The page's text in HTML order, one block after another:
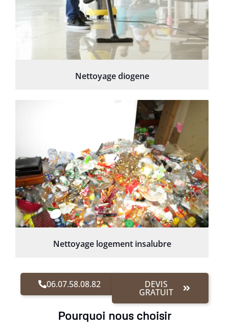
Nettoyage diogene
Nettoyage logement insalubre
06.07.58.08.82 DEVIS
GRATUIT
Pourquoi nous choisir